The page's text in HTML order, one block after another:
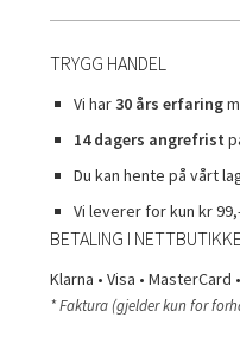
TRYGG HANDEL
Vi har30 års erfaring
14 dagers angrefrist
Du kan hente på vårt
Vi leverer for kun kr
BETALING I
Klarna • Visa • MasterCard
* Faktura (gjelder kun for